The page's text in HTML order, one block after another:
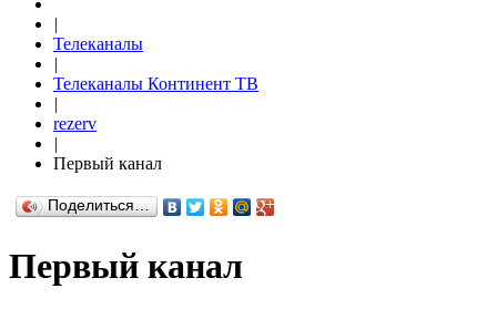
|
Телеканалы
|
Телеканалы Континент ТВ
|
rezerv
|
Первый канал
Поделиться…
Первый канал